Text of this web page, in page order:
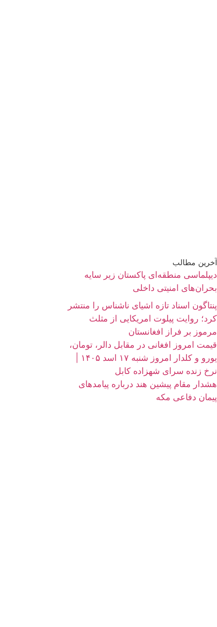
آخرین مطالب
دیپلماسی منطقه‌ای پاکستان زیر سایه
بحران‌های امنیتی داخلی
پنتاگون اسناد تازه اشیای ناشناس را منتشر
کرد؛ روایت پیلوت امریکایی از مثلث
مرموز بر فراز افغانستان
قیمت امروز افغانی در مقابل دالر، تومان،
نرخ زنده سرای شهزاده کابل
هشدار مقام پیشین هند درباره پیامدهای
پیمان دفاعی مکه